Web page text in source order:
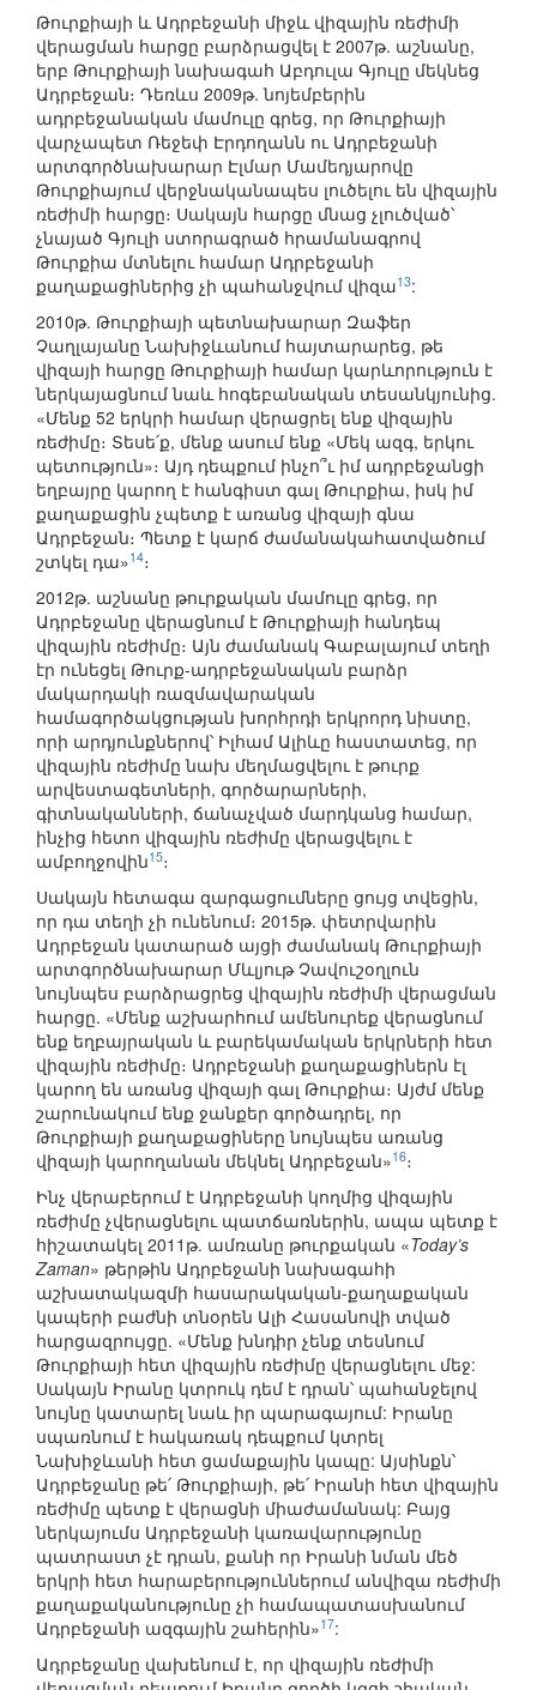
Թուրքիայի և Ադրբեջանի միջև վիզային ռեժիմի
վերացման հարցը բարձրացվել է 2007թ. աշնանը,
երբ Թուրքիայի նախագահ Աբդուլա Գյուլը մեկնեց
Ադրբեջան։ Դեռևս 2009թ. նոյեմբերին
ադրբեջանական մամուլը գրեց, որ Թուրքիայի
վարչապետ Ռեջեփ Էրդողանն ու Ադրբեջանի
արտգործնախարար Էլմար Մամեդյարովը
Թուրքիայում վերջնականապես լուծելու են վիզային
ռեժիմի հարցը։ Սակայն հարցը մնաց չլուծված՝
չնայած Գյուլի ստորագրած հրամանագրով
Թուրքիա մտնելու համար Ադրբեջանի
քաղաքացիներից չի պահանջվում վիզա13:
2010թ. Թուրքիայի պետնախարար Զաֆեր
Չաղլայանը Նախիջևանում հայտարարեց, թե
վիզայի հարցը Թուրքիայի համար կարևորություն է
ներկայացնում նաև հոգեբանական տեսանկյունից.
«Մենք 52 երկրի համար վերացրել ենք վիզային
ռեժիմը։ Տեսե՛ք, մենք ասում ենք «Մեկ ազգ, երկու
պետություն»։ Այդ դեպքում ինչո՞ւ իմ ադրբեջանցի
եղբայրը կարող է հանգիստ գալ Թուրքիա, իսկ իմ
քաղաքացին չպետք է առանց վիզայի գնա
Ադրբեջան։ Պետք է կարճ ժամանակահատվածում
շտկել դա»14։
2012թ. աշնանը թուրքական մամուլը գրեց, որ
Ադրբեջանը վերացնում է Թուրքիայի հանդեպ
վիզային ռեժիմը։ Այն ժամանակ Գաբալայում տեղի
էր ունեցել Թուրք-ադրբեջանական բարձր
մակարդակի ռազմավարական
համագործակցության խորհրդի երկրորդ նիստը,
որի արդյունքներով՝ Իլհամ Ալիևը հաստատեց, որ
վիզային ռեժիմը նախ մեղմացվելու է թուրք
արվեստագետների, գործարարների,
գիտնականների, ճանաչված մարդկանց համար,
ինչից հետո վիզային ռեժիմը վերացվելու է
ամբողջովին15։
Սակայն հետագա զարգացումները ցույց տվեցին,
որ դա տեղի չի ունենում։ 2015թ. փետրվարին
Ադրբեջան կատարած այցի ժամանակ Թուրքիայի
արտգործնախարար Մևլյութ Չավուշօղլուն
նույնպես բարձրացրեց վիզային ռեժիմի վերացման
հարցը. «Մենք աշխարհում ամենուրեք վերացնում
ենք եղբայրական և բարեկամական երկրների հետ
վիզային ռեժիմը։ Ադրբեջանի քաղաքացիներն էլ
կարող են առանց վիզայի գալ Թուրքիա։ Այժմ մենք
շարունակում ենք ջանքեր գործադրել, որ
Թուրքիայի քաղաքացիները նույնպես առանց
վիզայի կարողանան մեկնել Ադրբեջան»16։
Ինչ վերաբերում է Ադրբեջանի կողմից վիզային
ռեժիմը չվերացնելու պատճառներին, ապա պետք է
հիշատակել 2011թ. ամռանը թուրքական «Today’s
Zaman» թերթին Ադրբեջանի նախագահի
աշխատակազմի հասարակական-քաղաքական
կապերի բաժնի տնօրեն Ալի Հասանովի տված
հարցազրույցը. «Մենք խնդիր չենք տեսնում
Թուրքիայի հետ վիզային ռեժիմը վերացնելու մեջ:
Սակայն Իրանը կտրուկ դեմ է դրան՝ պահանջելով
նույնը կատարել նաև իր պարագայում: Իրանը
սպառնում է հակառակ դեպքում կտրել
Նախիջևանի հետ ցամաքային կապը: Այսինքն՝
Ադրբեջանը թե՛ Թուրքիայի, թե՛ Իրանի հետ վիզային
ռեժիմը պետք է վերացնի միաժամանակ: Բայց
ներկայումս Ադրբեջանի կառավարությունը
պատրաստ չէ դրան, քանի որ Իրանի նման մեծ
երկրի հետ հարաբերություններում անվիզա ռեժիմի
քաղաքականությունը չի համապատասխանում
Ադրբեջանի ազգային շահերին»17:
Ադրբեջանը վախենում է, որ վիզային ռեժիմի